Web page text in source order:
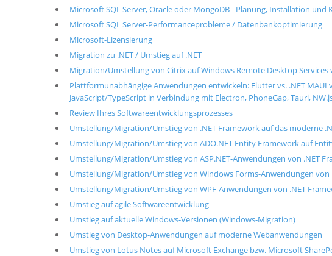
Microsoft SQL Server, Oracle oder MongoDB - Planung, Installation und
Microsoft SQL Server-Performanceprobleme / Datenbankoptimierung
Microsoft-Lizensierung
Migration zu .NET / Umstieg auf .NET
Migration/Umstellung von Citrix auf Windows Remote Desktop
Plattformunabhängige Anwendungen entwickeln: Flutter vs. .NET MAUI
JavaScript/TypeScript in Verbindung mit Electron, PhoneGap, Tauri,
Review Ihres Softwareentwicklungsprozesses
Umstellung/Migration/Umstieg von .NET Framework auf das moderne
Umstellung/Migration/Umstieg von ADO.NET Entity Framework auf
Umstellung/Migration/Umstieg von ASP.NET-Anwendungen von .NET
Umstellung/Migration/Umstieg von Windows Forms-Anwendungen von
Umstellung/Migration/Umstieg von WPF-Anwendungen von .NET
Umstieg auf agile Softwareentwicklung
Umstieg auf aktuelle Windows-Versionen (Windows-Migration)
Umstieg von Desktop-Anwendungen auf moderne Webanwendungen
Umstieg von Lotus Notes auf Microsoft Exchange bzw. Microsoft